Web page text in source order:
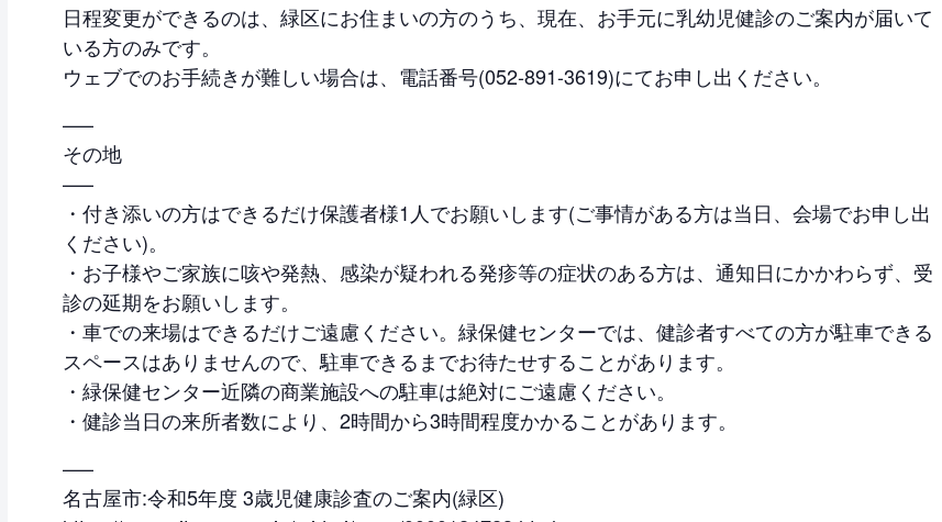
日程変更ができるのは、緑区にお住まいの方のうち、現在、お手元に乳幼児健診のご案内が届いて
いる方のみです。
ウェブでのお手続きが難しい場合は、電話番号(052-891-3619)にてお申し出ください。
—–
その地
—–
・付き添いの方はできるだけ保護者様1人でお願いします(ご事情がある方は当日、会場でお申し出
ください)。
・お子様やご家族に咳や発熱、感染が疑われる発疹等の症状のある方は、通知日にかかわらず、受
診の延期をお願いします。
・車での来場はできるだけご遠慮ください。緑保健センターでは、健診者すべての方が駐車できる
スペースはありませんので、駐車できるまでお待たせすることがあります。
・緑保健センター近隣の商業施設への駐車は絶対にご遠慮ください。
・健診当日の来所者数により、2時間から3時間程度かかることがあります。
—–
名古屋市:令和5年度 3歳児健康診査のご案内(緑区)